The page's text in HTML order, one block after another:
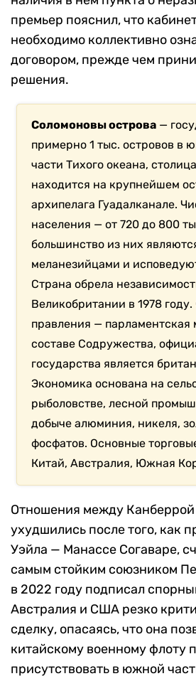
премьер пояснил, что
необходимо коллективно
договором, прежде чем
решения.
Соломоновы острова —
примерно 1 тыс. островов в
части Тихого океана,
находится на крупнейшем
архипелага Гуадалканале.
населения — от 720 до 800
большинство из них
меланезийцами и
Страна обрела
Великобритании в 1978
правления — парламентская
составе Содружества,
государства является
Экономика основана на
рыболовстве, лесной
добыче алюминия, никеля,
фосфатов. Основные
Китай, Австралия, Южная
Отношения между
ухудшились после того, как
Уэйла — Манассе Согаваре,
самым стойким союзником
в 2022 году подписал
Австралия и США резко
сделку, опасаясь, что она
китайскому военному флоту
присутствовать в южной